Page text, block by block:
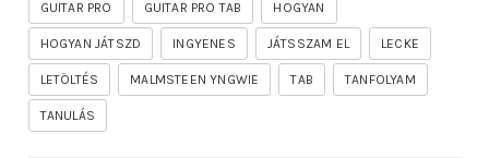
GUITAR PRO GUITAR PRO TAB HOGYAN
HOGYAN JÁTSZD INGYENES JÁTSSZAM EL LECKE
LETÖLTÉS MALMSTEEN YNGWIE TAB TANFOLYAM
TANULÁS